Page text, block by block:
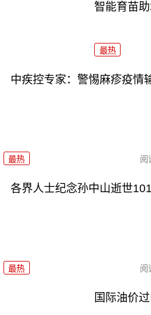
智能育苗
最热
中疾控专家：警惕麻疹疫情
最热 阅
各界人士纪念孙中山逝世
最热 阅
国际油价